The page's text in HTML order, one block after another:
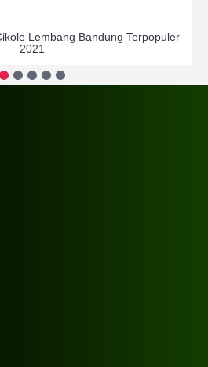
Lembang Bandung Terpopuler
2021